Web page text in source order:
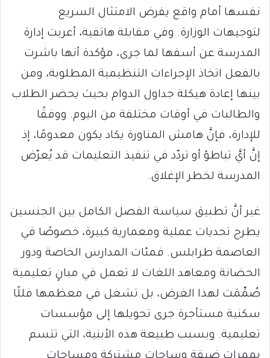
نفسها أمام واقع يفرض الامتثال السريع
لتوجيهات الوزارة. وفي مقابلة هاتفية، أعربت إدارة
المدرسة عن أسفها لما جرى، مؤكدة أنها باشرت
بالفعل اتخاذ الإجراءات التنظيمية المطلوبة، ومن
بينها إعادة هيكلة جداول الدوام بحيث يحضر الطلاب
والطالبات في أوقات مختلفة من اليوم. ووفقًا
للإدارة، فإنَّ هامش المناورة يكاد يكون معدومًا، إذ
إنَّ أيَّ تباطؤ أو تردّد في تنفيذ التعليمات قد يُعرّض
المدرسة لخطر الإغلاق.
غير أنَّ تطبيق سياسة الفصل الكامل بين الجنسين
يطرح تحديات عملية ومعمارية كبيرة، خصوصًا في
العاصمة طرابلس. فمئات المدارس الخاصة ودور
الحضانة ومعاهد اللغات لا تعمل في مبانٍ تعليمية
صُمِّمَت لهذا الغرض، بل تشغل في معظمها فللًا
سكنية مستأجرة جرى تحويلها إلى مؤسسات
تعليمية. وبسبب طبيعة هذه الأبنية، التي تتسم